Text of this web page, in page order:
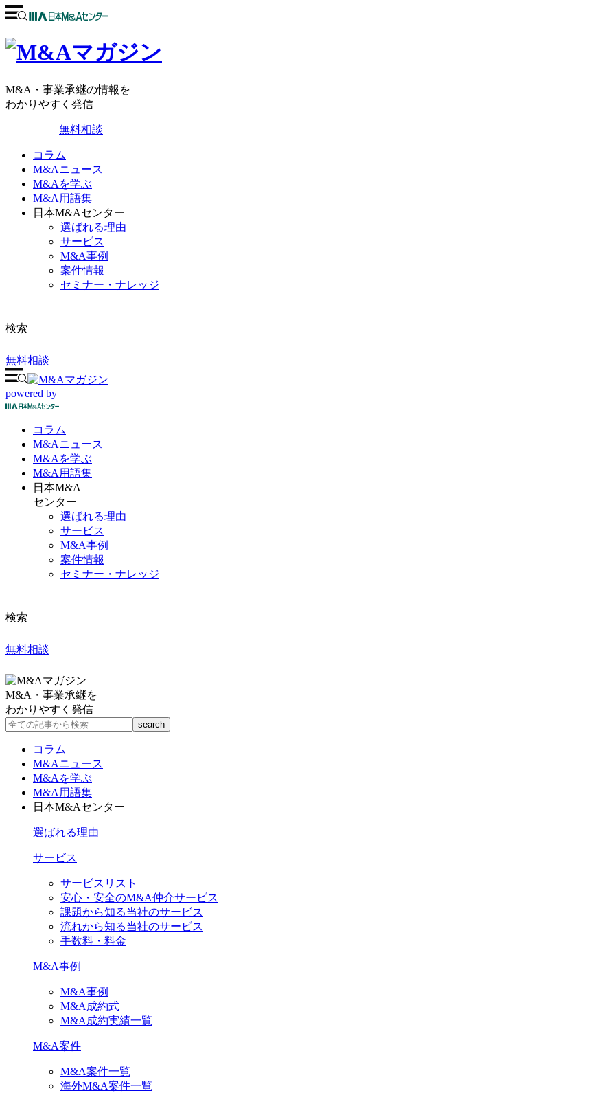
M&A・事業承継の情報を
わかりやすく発信
無料相談
コラム
M&Aニュース
M&Aを学ぶ
M&A用語集
日本M&Aセンター
選ばれる理由
サービス
M&A事例
案件情報
セミナー・ナレッジ
検索
無料相談
powered by
コラム
M&Aニュース
M&Aを学ぶ
M&A 用語集
日本M&A
センター
選ばれる理由
サービス
M&A事例
案件情報
セミナー・ナレッジ
検索
無料相談
M&A・事業承継を
わかりやすく発信
コラム
M&Aニュース
M&Aを学ぶ
M&A用語集
日本M&Aセンター
選ばれる理由
サービス
サービスリスト
安心・安全のM&A仲介サービス
課題から知る当社のサービス
流れから知る当社のサービス
手数料・料金
M&A事例
M&A事例
M&A成約式
M&A成約実績一覧
M&A案件
M&A案件一覧
海外M&A案件一覧